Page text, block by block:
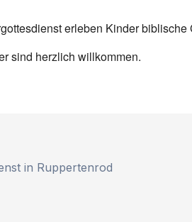
erleben Kinder
sind herzlich willkommen.
in Ruppertenrod